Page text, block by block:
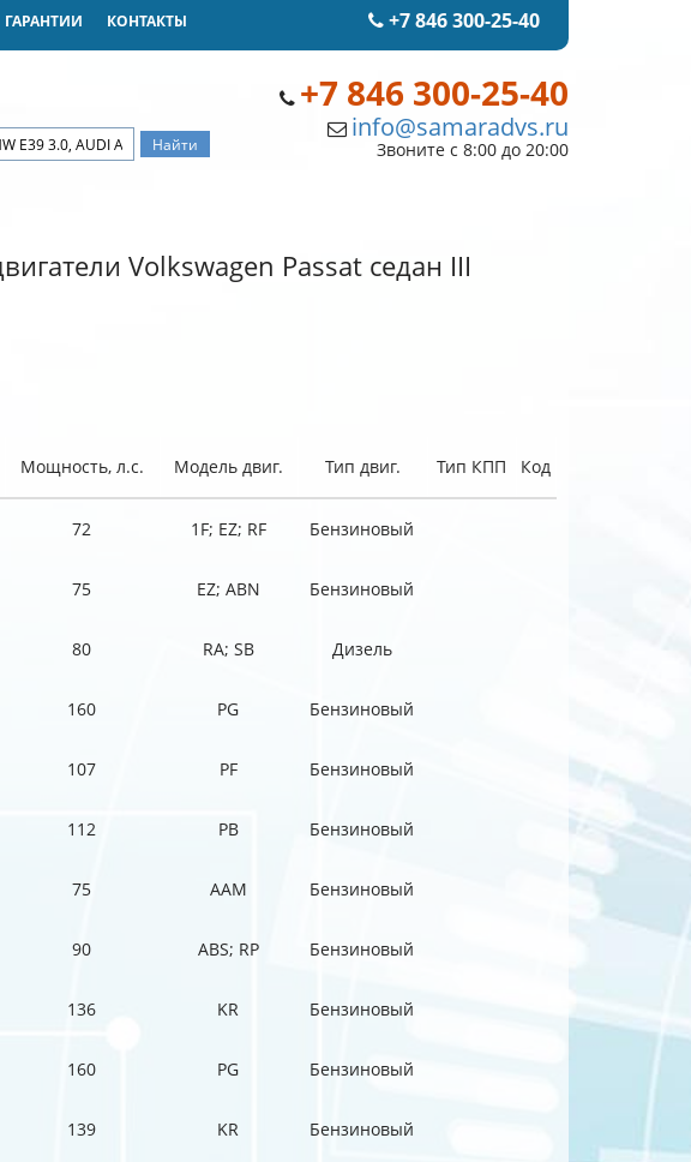
+7 846 300-25-40
ГАРАНТИИ КОНТАКТЫ
+7 846 300-25-40
info@samaradvs.ru
Звоните с 8:00 до 20:00
Volkswagen Passat седан III
Мощность, л.с. Модель двиг. Тип двиг. Тип КПП Код
72 1F; EZ; RF Бензиновый
75 EZ; ABN Бензиновый
80 RA; SB Дизель
160 PG Бензиновый
107 PF Бензиновый
112 PB Бензиновый
75 AAM Бензиновый
90 ABS; RP Бензиновый
136 KR Бензиновый
160 PG Бензиновый
139 KR Бензиновый